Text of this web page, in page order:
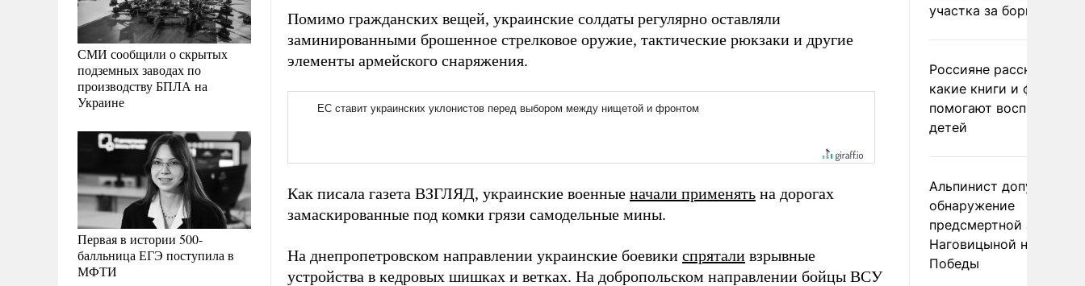
СМИ сообщили о скрытых
подземных заводах по
производству БПЛА на
Украине
Первая в истории 500-
балльница ЕГЭ поступила в
МФТИ
Помимо гражданских вещей, украинские солдаты регулярно оставляли
заминированными брошенное стрелковое оружие, тактические рюкзаки и другие
элементы армейского снаряжения.
Как писала газета ВЗГЛЯД, украинские военные начали применять на дорогах
замаскированные под комки грязи самодельные мины.
На днепропетровском направлении украинские боевики спрятали взрывные
устройства в кедровых шишках и ветках. На добропольском направлении бойцы ВСУ
участка за борщевик
Россияне рассказали,
какие книги и фильмы
помогают воспитывать
детей
Альпинист допустил
обнаружение
предсмертной записки
Наговицыной на пике
Победы